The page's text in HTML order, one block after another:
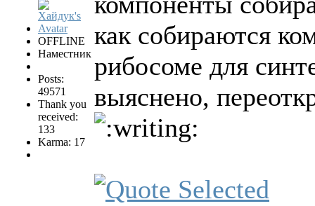
OFFLINE
Наместник
Posts:
49571
Thank you
received:
133
Karma: 17
как собираются
рибосоме для
выяснено,